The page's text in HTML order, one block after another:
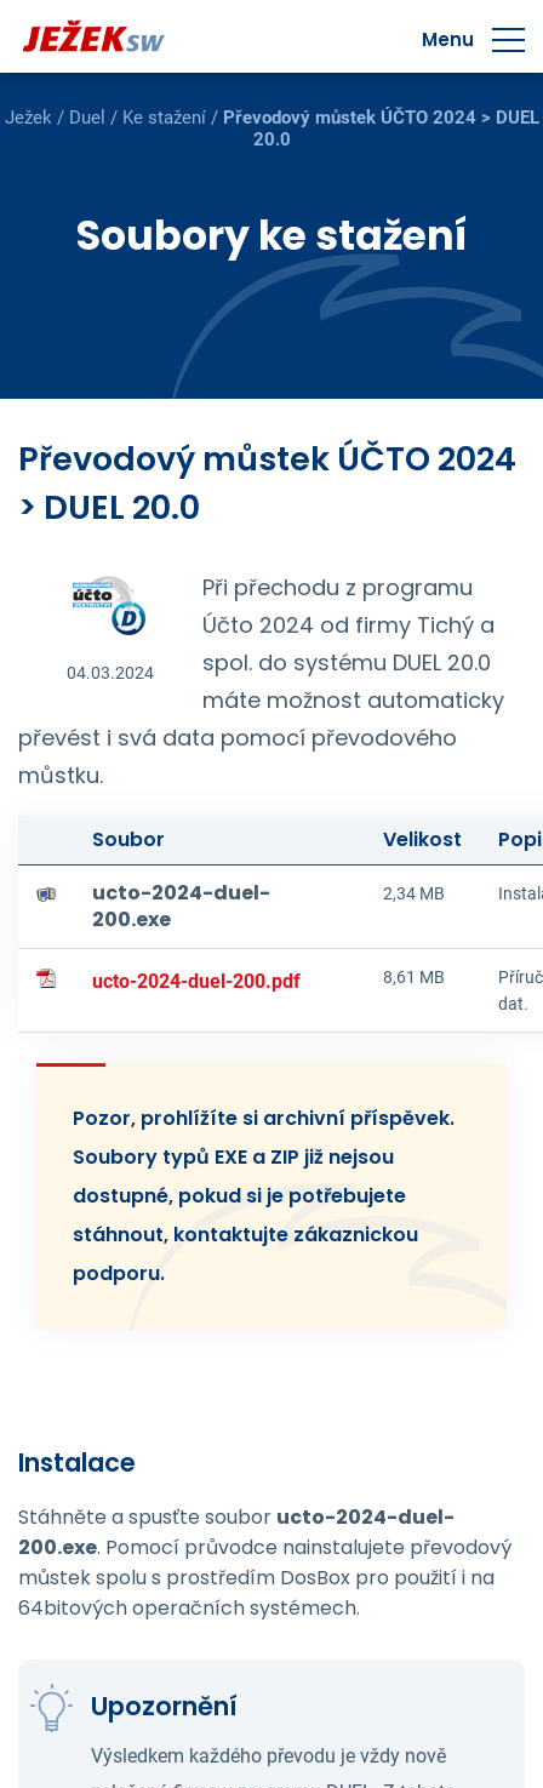
Menu
Ježek/ Duel / Ke stažení/ Převodový můstek ÚČTO 2024 > DUEL
20.0
Soubory ke stažení
Převodový můstek ÚČTO 2024
> DUEL 20.0
04.03.2024
Při přechodu z programu
Účto 2024 od firmy Tichý a
spol. do systému DUEL 20.0
máte možnost automaticky
převést i svá data pomocí převodového
můstku.
Soubor Velikost
ucto-2024-duel-
200.exe
2,34 MB
ucto-2024-duel-200.pdf 8,61 MB
dat.
Pozor, prohlížíte si archivní příspěvek.
Soubory typů EXE a ZIP již nejsou
dostupné, pokud si je potřebujete
stáhnout, kontaktujte zákaznickou
podporu.
Instalace
Stáhněte a spusťte soubor ucto-2024-duel-
200.exe. Pomocí průvodce nainstalujete převodový
můstek spolu s prostředím DosBox pro použití i na
64bitových operačních systémech.
Upozornění
Výsledkem každého převodu je vždy nově